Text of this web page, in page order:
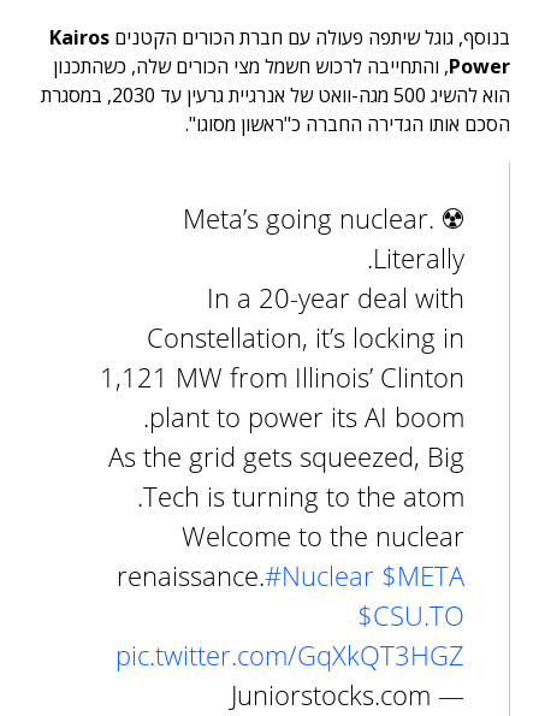
בנוסף, גוגל שיתפה פעולה עם חברת הכורים הקטנים Kairos
Power, והתחייבה לרכוש חשמל מצי הכורים שלה, כשהתכנון
הוא להשיג 500 מגה-וואט של אנרגיית גרעין עד 2030, במסגרת
הסכם אותו הגדירה החברה כ"ראשון מסוגו".
Meta’s going nuclear. ☢️
Literally.
In a 20-year deal with
Constellation, it’s locking in
1,121 MW from Illinois’ Clinton
plant to power its AI boom.
As the grid gets squeezed, Big
Tech is turning to the atom.
Welcome to the nuclear
renaissance.#Nuclear $META
$CSU.TO
pic.twitter.com/GqXkQT3HGZ
— Juniorstocks.com